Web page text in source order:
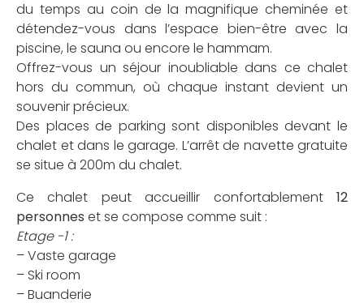
du temps au coin de la magnifique cheminée et
détendez-vous dans l’espace bien-être avec la
piscine, le sauna ou encore le hammam.
Offrez-vous un séjour inoubliable dans ce chalet
hors du commun, où chaque instant devient un
souvenir précieux.
Des places de parking sont disponibles devant le
chalet et dans le garage. L’arrêt de navette gratuite
se situe à 200m du chalet.
Ce chalet peut accueillir confortablement 12
personnes et se compose comme suit :
Etage -1 :
– Vaste garage
– Ski room
– Buanderie